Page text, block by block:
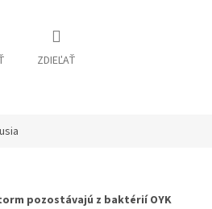
ZDIEĽAŤ
pozostávajú z baktérií OYK